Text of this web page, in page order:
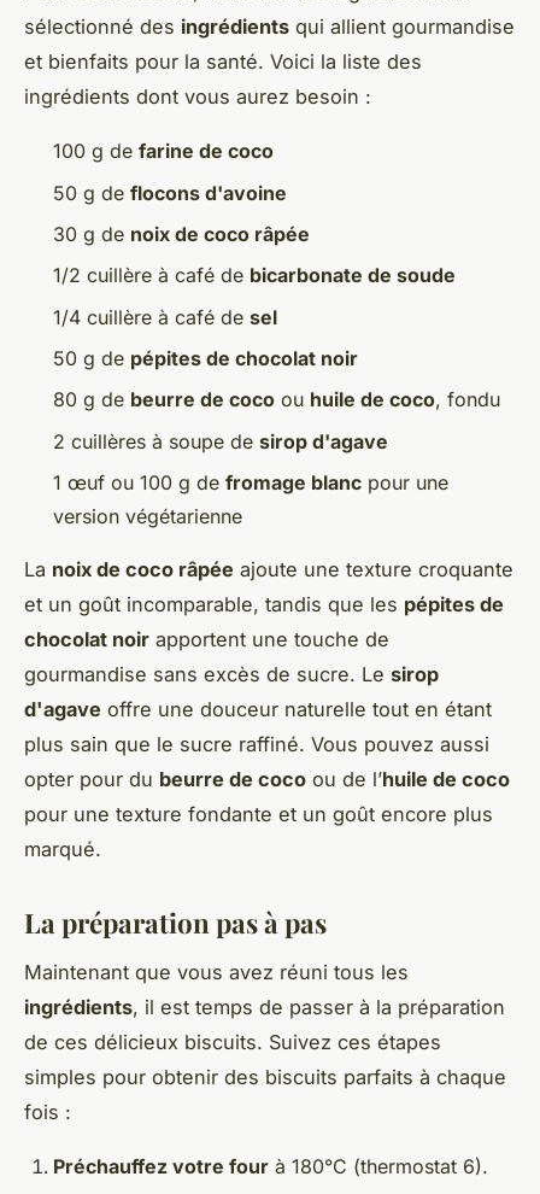
sélectionné des ingrédients qui allient gourmandise
et bienfaits pour la santé. Voici la liste des
ingrédients dont vous aurez besoin :
100 g de farine de coco
50 g de flocons d'avoine
30 g de noix de coco râpée
1/2 cuillère à café de bicarbonate de soude
1/4 cuillère à café de sel
50 g de pépites de chocolat noir
80 g de beurre de coco ou huile de coco, fondu
2 cuillères à soupe de sirop d'agave
1 œuf ou 100 g de fromage blanc pour une
version végétarienne
La noix de coco râpée ajoute une texture croquante
et un goût incomparable, tandis que les pépites de
chocolat noir apportent une touche de
gourmandise sans excès de sucre. Le sirop
d'agave offre une douceur naturelle tout en étant
plus sain que le sucre raffiné. Vous pouvez aussi
opter pour du beurre de coco ou de l’huile de coco
pour une texture fondante et un goût encore plus
marqué.
La préparation pas à pas
Maintenant que vous avez réuni tous les
ingrédients, il est temps de passer à la préparation
de ces délicieux biscuits. Suivez ces étapes
simples pour obtenir des biscuits parfaits à chaque
fois :
Préchauffez votre four à 180°C (thermostat 6).